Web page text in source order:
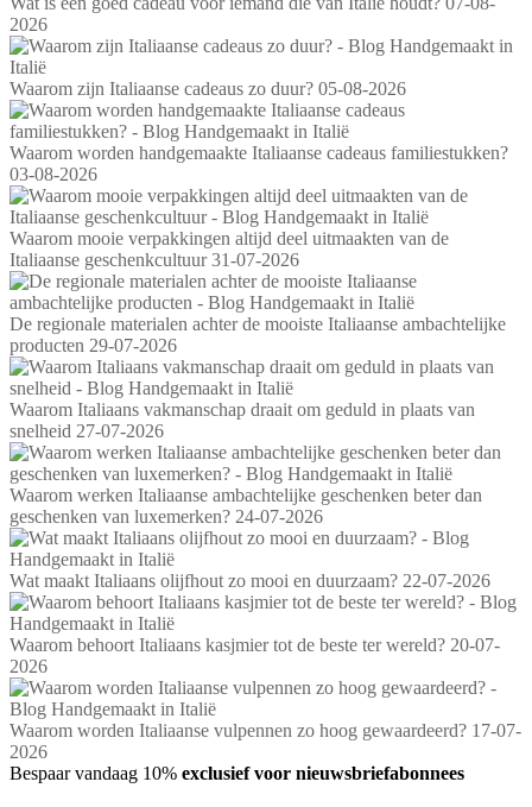
2026
Waarom zijn Italiaanse cadeaus zo duur? 05-08-2026
Waarom worden handgemaakte Italiaanse cadeaus familiestukken?
03-08-2026
Waarom mooie verpakkingen altijd deel uitmaakten van de
Italiaanse geschenkcultuur 31-07-2026
De regionale materialen achter de mooiste Italiaanse ambachtelijke
producten 29-07-2026
Waarom Italiaans vakmanschap draait om geduld in plaats van
snelheid 27-07-2026
Waarom werken Italiaanse ambachtelijke geschenken beter dan
geschenken van luxemerken? 24-07-2026
Wat maakt Italiaans olijfhout zo mooi en duurzaam? 22-07-2026
Waarom behoort Italiaans kasjmier tot de beste ter wereld? 20-07-
2026
Waarom worden Italiaanse vulpennen zo hoog gewaardeerd? 17-07-
2026
Bespaar vandaag 10% exclusief voor nieuwsbriefabonnees